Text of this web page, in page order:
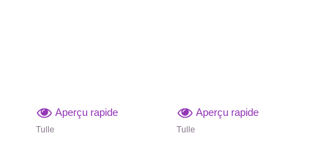
Aperçu rapide
Tulle
Aperçu rapide
Tulle